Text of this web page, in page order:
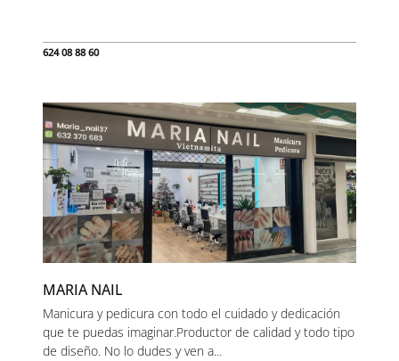
624 08 88 60
MARIA NAIL
Manicura y pedicura con todo el cuidado y dedicación
que te puedas imaginar.Productor de calidad y todo tipo
de diseño. No lo dudes y ven a...